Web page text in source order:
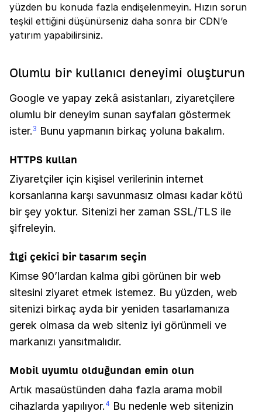
yüzden bu konuda fazla endişelenmeyin. Hızın sorun
teşkil ettiğini düşünürseniz daha sonra bir CDN’e
yatırım yapabilirsiniz.
Olumlu bir kullanıcı deneyimi oluşturun
Google ve yapay zekâ asistanları, ziyaretçilere
olumlu bir deneyim sunan sayfaları göstermek
ister.3 Bunu yapmanın birkaç yoluna bakalım.
HTTPS kullan
Ziyaretçiler için kişisel verilerinin internet
korsanlarına karşı savunmasız olması kadar kötü
bir şey yoktur. Sitenizi her zaman SSL/TLS ile
şifreleyin.
İlgi çekici bir tasarım seçin
Kimse 90’lardan kalma gibi görünen bir web
sitesini ziyaret etmek istemez. Bu yüzden, web
sitenizi birkaç ayda bir yeniden tasarlamanıza
gerek olmasa da web siteniz iyi görünmeli ve
markanızı yansıtmalıdır.
Mobil uyumlu olduğundan emin olun
Artık masaüstünden daha fazla arama mobil
cihazlarda yapılıyor. 4 Bu nedenle web sitenizin